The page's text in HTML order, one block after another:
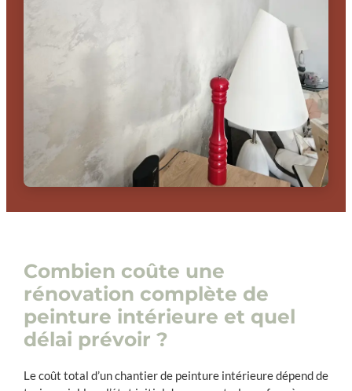
Combien coûte une
rénovation complète de
peinture intérieure et quel
délai prévoir ?
Le coût total d’un chantier de peinture intérieure dépend de